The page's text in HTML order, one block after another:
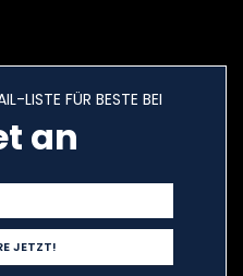
LISTE FÜR BESTE BEI
an